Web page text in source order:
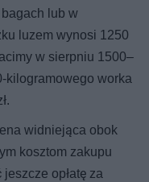
lub w
luzem wynosi 1250
w sierpniu 1500–
kilogramowego worka
widniejąca obok
kosztom zakupu
opłatę za